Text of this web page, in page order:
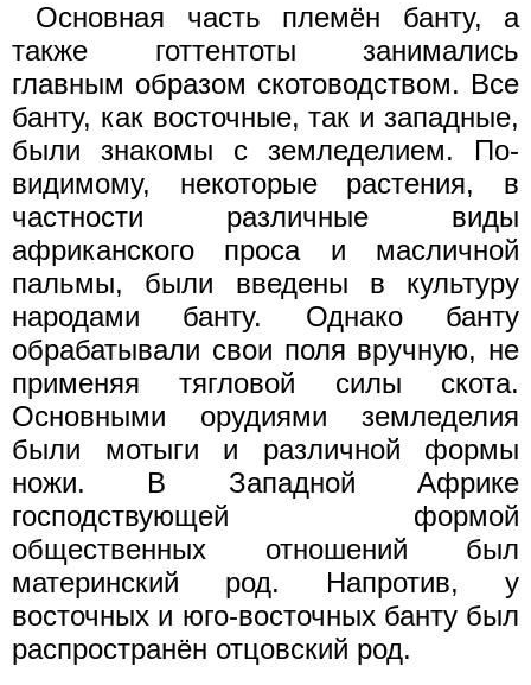
Основная часть племён банту, а
также готтентоты занимались
главным образом скотоводством. Все
банту, как восточные, так и западные,
были знакомы с земледелием. По-
видимому, некоторые растения, в
частности различные виды
африканского проса и масличной
пальмы, были введены в культуру
народами банту. Однако банту
обрабатывали свои поля вручную, не
применяя тягловой силы скота.
Основными орудиями земледелия
были мотыги и различной формы
ножи. В Западной Африке
господствующей формой
общественных отношений был
материнский род. Напротив, у
восточных и юго-восточных банту был
распространён отцовский род.